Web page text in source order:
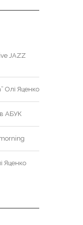
JAZZ
Олі Яценко
в АБУК
Яценко